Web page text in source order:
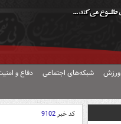
ورزش شبکه‌های اجتماعی دفاع و
کد خبر9102